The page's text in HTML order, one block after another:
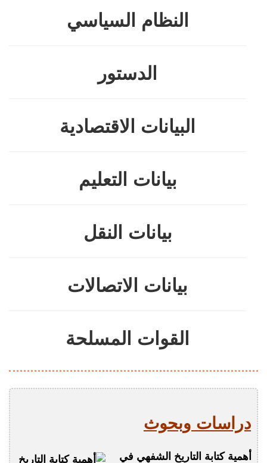
النظام السياسي
الدستور
البيانات الاقتصادية
بيانات التعليم
بيانات النقل
بيانات الاتصالات
القوات المسلحة
دراسات وبحوث
أهمية كتابة التاريخ الشفهي في